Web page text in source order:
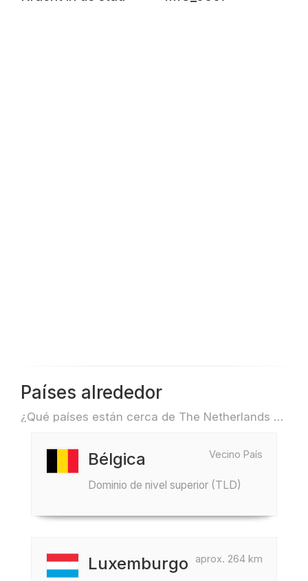
Países alrededor
¿Qué países están cerca de The Netherlands para, por ejemplo, viajar o volar?
Vecino País
Bélgica
Dominio de nivel superior (TLD)
aprox. 264 km
Luxemburgo